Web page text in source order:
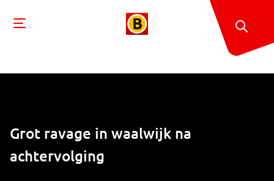
Grot ravage in waalwijk na
achtervolging